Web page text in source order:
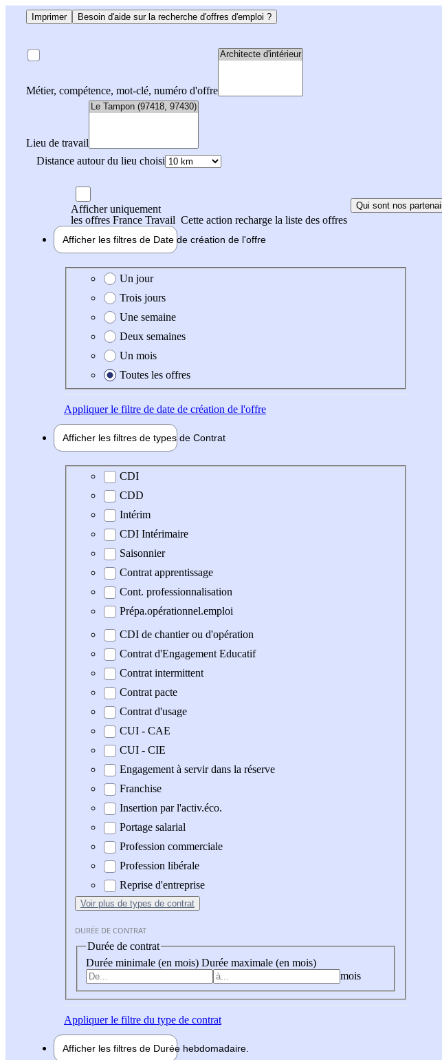
Imprimer Besoin d'aide sur la recherche d'offres d'emploi ?
Métier, compétence, mot-clé, numéro d'offre
Lieu de travail
Distance autour du lieu choisi
Afficher uniquement
les offres France Travail Cette action recharge la liste des offres
Qui sont nos
Afficher les filtres de Date de création de l'offre
Date de création de l'offre
Un jour
Trois jours
Une semaine
Deux semaines
Un mois
Toutes les offres
Appliquerle filtre de date de création de l'offre
Afficher les filtres de types de Contrat
Type de contrat
CDI
CDD
Intérim
CDI Intérimaire
Saisonnier
Contrat apprentissage
Cont. professionnalisation
Prépa.opérationnel.emploi
CDI de chantier ou d'opération
Contrat d'Engagement Educatif
Contrat intermittent
Contrat pacte
Contrat d'usage
CUI - CAE
CUI - CIE
Engagement à servir dans la réserve
Franchise
Insertion par l'activ.éco.
Portage salarial
Profession commerciale
Profession libérale
Reprise d'entreprise
Voir plus de types de contrat
DURÉE DE CONTRAT
Durée de contrat
Durée minimale (en mois) Durée maximale (en mois)
mois
Appliquerle filtre du type de contrat
Afficher les filtres de Durée hebdomadaire